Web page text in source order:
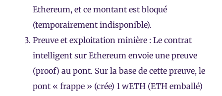
Ethereum, et ce montant est bloqué
(temporairement indisponible).
Preuve et exploitation minière : Le contrat
intelligent sur Ethereum envoie une preuve
(proof) au pont. Sur la base de cette preuve, le
pont « frappe » (crée) 1 wETH (ETH emballé)